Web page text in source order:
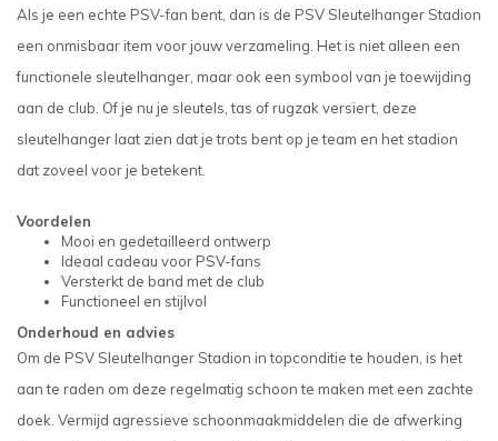
Als je een echte PSV-fan bent, dan is de PSV Sleutelhanger Stadion
een onmisbaar item voor jouw verzameling. Het is niet alleen een
functionele sleutelhanger, maar ook een symbool van je toewijding
aan de club. Of je nu je sleutels, tas of rugzak versiert, deze
sleutelhanger laat zien dat je trots bent op je team en het stadion
dat zoveel voor je betekent.
Voordelen
Mooi en gedetailleerd ontwerp
Ideaal cadeau voor PSV-fans
Versterkt de band met de club
Functioneel en stijlvol
Onderhoud en advies
Om de PSV Sleutelhanger Stadion in topconditie te houden, is het
aan te raden om deze regelmatig schoon te maken met een zachte
doek. Vermijd agressieve schoonmaakmiddelen die de afwerking